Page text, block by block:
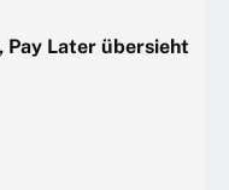
Pay Later übersieht